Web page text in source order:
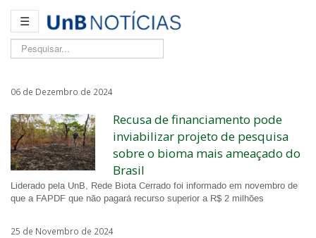
☰
Pesquisar...
06 de Dezembro de 2024
Recusa de financiamento pode
inviabilizar projeto de pesquisa
sobre o bioma mais ameaçado do
Brasil
Liderado pela UnB, Rede Biota Cerrado foi informado em novembro de
que a FAPDF que não pagará recurso superior a R$ 2 milhões
25 de Novembro de 2024